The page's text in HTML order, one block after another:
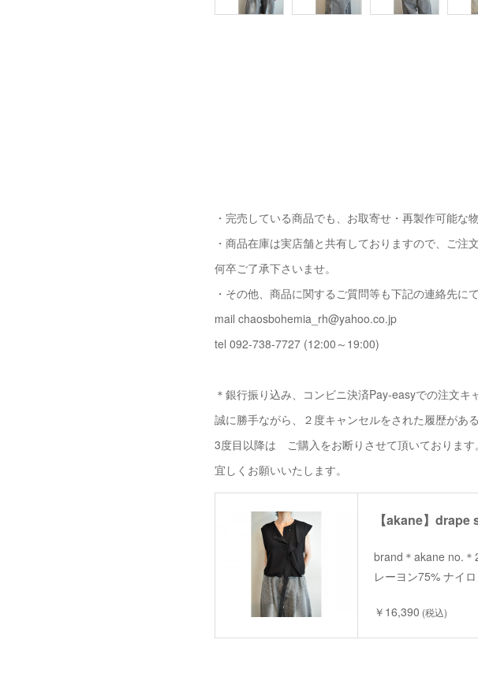
・完売している商品でも、お取寄せ・再製作可能な
・商品在庫は実店舗と共有しておりますので、ご注
何卒ご了承下さいませ。
・その他、商品に関するご質問等も下記の連絡先に
mail chaosbohemia_rh@yahoo.co.jp
tel 092-738-7727 (12:00～19:00)
＊銀行振り込み、コンビニ決済Pay-easyでの注文キ
誠に勝手ながら、２度キャンセルをされた履歴があ
3度目以降は ご購入をお断りさせて頂いております。
宜しくお願いいたします。
【akane】
brand＊akane no.
レーヨン75% ナイ
￥16,390 (税込)